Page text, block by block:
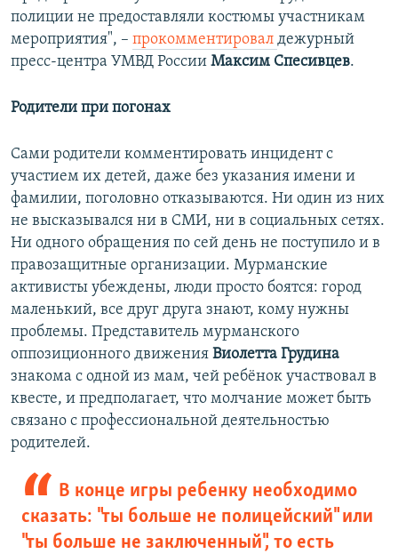
полиции не предоставляли костюмы участникам
мероприятия", – прокомментировал дежурный
пресс-центра УМВД России Максим Спесивцев.
Родители при погонах
Сами родители комментировать инцидент с
участием их детей, даже без указания имени и
фамилии, поголовно отказываются. Ни один из них
не высказывался ни в СМИ, ни в социальных сетях.
Ни одного обращения по сей день не поступило и в
правозащитные организации. Мурманские
активисты убеждены, люди просто боятся: город
маленький, все друг друга знают, кому нужны
проблемы. Представитель мурманского
оппозиционного движения Виолетта Грудина
знакома с одной из мам, чей ребёнок участвовал в
квесте, и предполагает, что молчание может быть
связано с профессиональной деятельностью
родителей.
В конце игры ребенку необходимо
сказать: "ты больше не полицейский" или
"ты больше не заключенный", то есть